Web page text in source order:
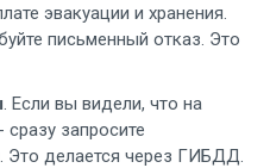
эвакуации и хранения.
письменный отказ. Это
. Если вы видели, что на
запросите
Это делается через ГИБДД.